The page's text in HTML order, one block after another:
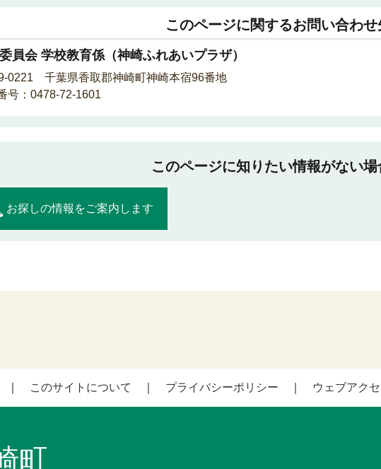
このページに関するお問い合わせ
員会 学校教育係（神崎ふれあいプラザ）
0221 千葉県香取郡神崎町神崎本宿96番地
号：0478-72-1601
このページに知りたい情報がない場
お探しの情報をご案内します
このサイトについて プライバシーポリシー ウェブアク